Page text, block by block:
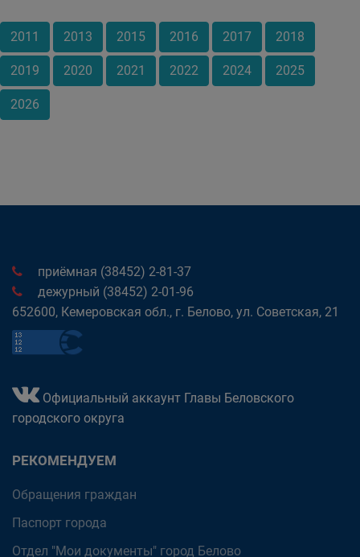
2011 2013 2015 2016 2017 2018
2019 2020 2021 2022 2024 2025
2026
приёмная (38452) 2-81-37
дежурный (38452) 2-01-96
652600, Кемеровская обл., г. Белово, ул. Советская, 21
Официальный аккаунт Главы Беловского
городского округа
РЕКОМЕНДУЕМ
Обращения граждан
Паспорт города
Отдел "Мои документы" город Белово